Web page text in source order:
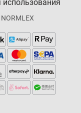
использования